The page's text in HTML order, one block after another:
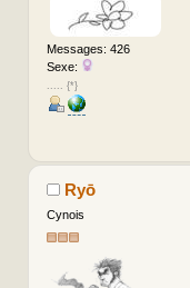
Messages: 426
Sexe:
..... {*}
Ryō
Cynois